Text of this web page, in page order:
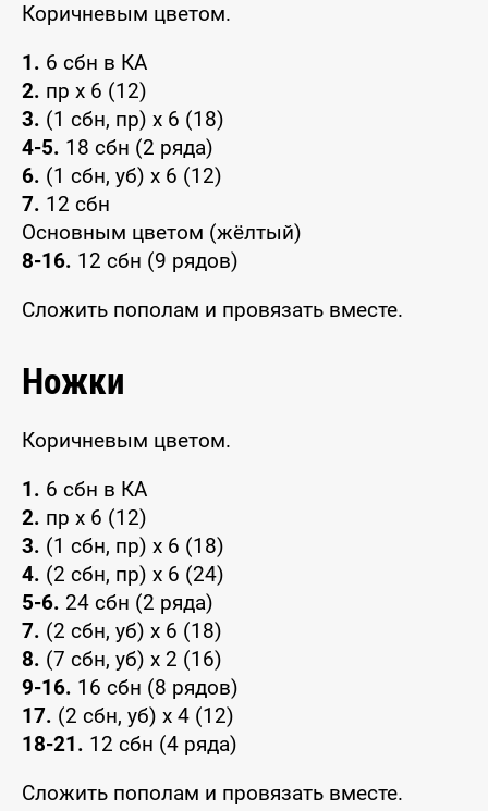
Коричневым цветом.
1. 6 сбн в КА
2. пр х 6 (12)
3. (1 сбн, пр) х 6 (18)
4-5. 18 сбн (2 ряда)
6. (1 сбн, уб) х 6 (12)
7. 12 сбн
Основным цветом (жёлтый)
8-16. 12 сбн (9 рядов)
Сложить пополам и провязать вместе.
Ножки
Коричневым цветом.
1. 6 сбн в КА
2. пр х 6 (12)
3. (1 сбн, пр) х 6 (18)
4. (2 сбн, пр) х 6 (24)
5-6. 24 сбн (2 ряда)
7. (2 сбн, уб) х 6 (18)
8. (7 сбн, уб) х 2 (16)
9-16. 16 сбн (8 рядов)
17. (2 сбн, уб) х 4 (12)
18-21. 12 сбн (4 ряда)
Сложить пополам и провязать вместе.